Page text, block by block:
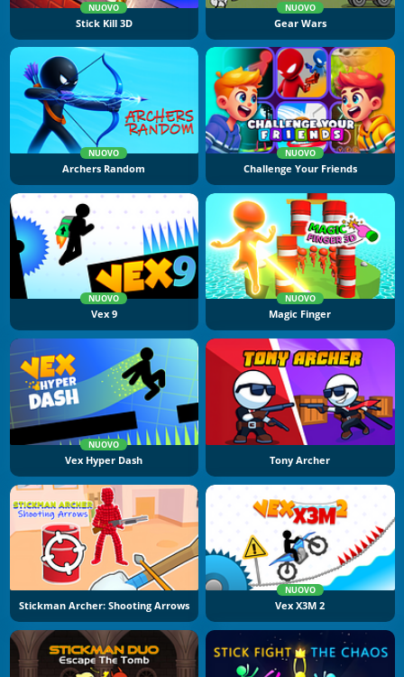
NUOVO
Stick Kill 3D
NUOVO
Gear Wars
NUOVO
Archers Random
NUOVO
Challenge Your Friends
NUOVO
Vex 9
NUOVO
Magic Finger
NUOVO
Vex Hyper Dash Tony Archer
Stickman Archer: Shooting Arrows
NUOVO
Vex X3M 2